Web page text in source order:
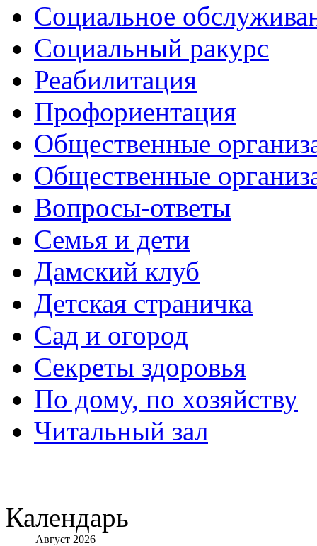
Социальное
Социальный ракурс
Реабилитация
Профориентация
Общественные
Общественные
Вопросы-ответы
Семья и дети
Дамский клуб
Детская страничка
Сад и огород
Секреты здоровья
По дому, по хозяйству
Читальный зал
Календарь
Август 2026